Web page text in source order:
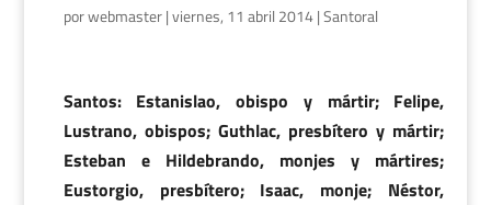
porwebmaster|viernes, 11 abril 2014|Santoral
Santos: Estanislao, obispo y mártir; Felipe,
Lustrano, obispos; Guthlac, presbítero y mártir;
Esteban e Hildebrando, monjes y mártires;
Eustorgio, presbítero; Isaac, monje; Néstor,